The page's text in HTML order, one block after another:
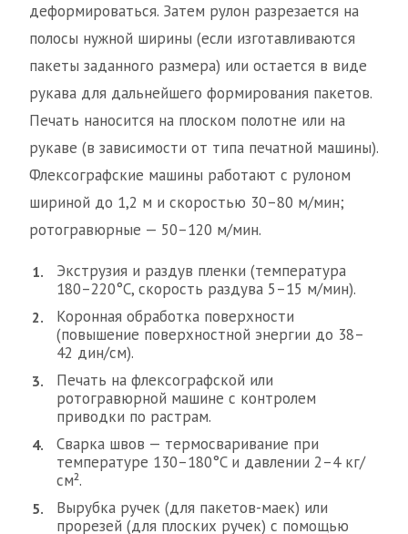
деформироваться. Затем рулон разрезается на
полосы нужной ширины (если изготавливаются
пакеты заданного размера) или остается в виде
рукава для дальнейшего формирования пакетов.
Печать наносится на плоском полотне или на
рукаве (в зависимости от типа печатной машины).
Флексографские машины работают с рулоном
шириной до 1,2 м и скоростью 30–80 м/мин;
ротогравюрные — 50–120 м/мин.
Экструзия и раздув пленки (температура
180–220°C, скорость раздува 5–15 м/мин).
Коронная обработка поверхности
(повышение поверхностной энергии до 38–
42 дин/см).
Печать на флексографской или
ротогравюрной машине с контролем
приводки по растрам.
Сварка швов — термосваривание при
температуре 130–180°C и давлении 2–4 кг/
см².
Вырубка ручек (для пакетов-маек) или
прорезей (для плоских ручек) с помощью